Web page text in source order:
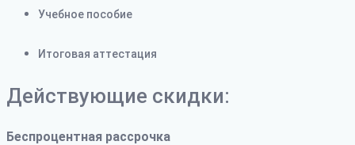
Учебное пособие
Итоговая аттестация
Действующие скидки:
Беспроцентная рассрочка